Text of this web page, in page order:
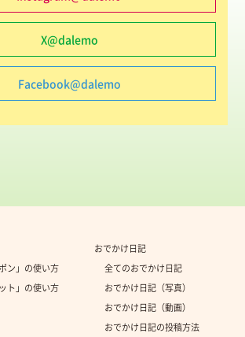
X@dalemo
Facebook@dalemo
ン」の使い方
ト」の使い方
おでかけ日記
全てのおでかけ日記
おでかけ日記（写真）
おでかけ日記（動画）
おでかけ日記の投稿方法